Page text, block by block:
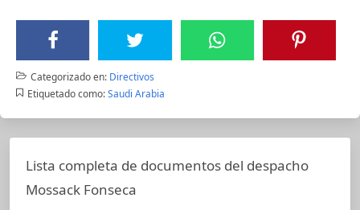
Categorizado en: Directivos
Etiquetado como: Saudi Arabia
Lista completa de documentos del despacho
Mossack Fonseca